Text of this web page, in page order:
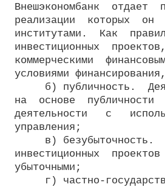
Внешэкономбанк  отдает
реализации  которых  он
институтами.  Как
инвестиционных
коммерческими
условиями
б) публичность.
на  основе  публичности
деятельности   с
управления;
в) безубыточность.
инвестиционных
убыточными;
г) частно-